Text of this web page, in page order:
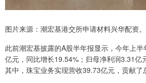
图片来源：潮宏基港交所申请材料兴华配资。
此前潮宏基披露的A股半年报显示，今年上
亿元，同比增长19.54%；归母净利润3.31亿
其中，珠宝业务实现营收39.73亿元，贡献了